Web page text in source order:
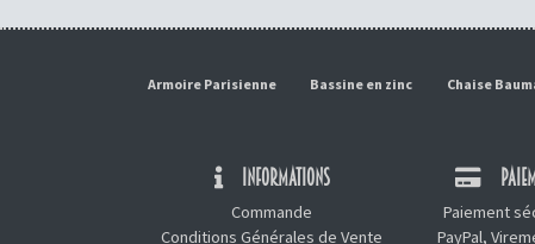
Armoire Parisienne Bassine en zinc Chaise
INFORMATIONS
Commande
Conditions Générales de Vente
Paiement
PayPal,